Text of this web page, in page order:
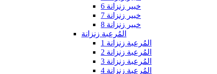
خبير زنزانة 6
خبير زنزانة 7
خبير زنزانة 8
المُرعبة زنزانة
المُرعبة زنزانة 1
المُرعبة زنزانة 2
المُرعبة زنزانة 3
المُرعبة زنزانة 4